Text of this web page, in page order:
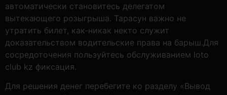
автоматически становитесь делегатом
вытекающего розыгрыша. Тарасун важно не
утратить билет, как-никак некто служит
доказательством водительские права на барыш.Для
сосредоточения пользуйтесь обслуживанием loto
club kz фиксация.
Для решения денег перебегите ко разделу «Вывод